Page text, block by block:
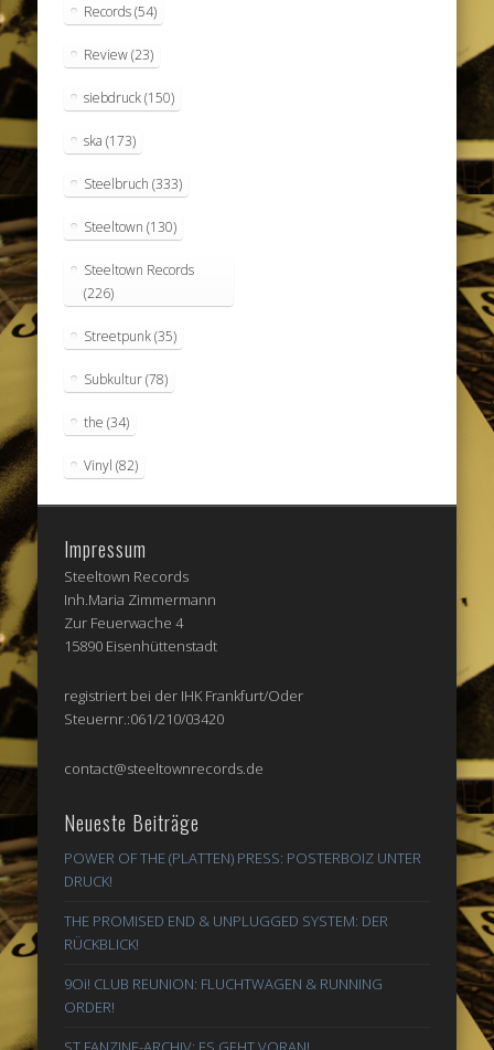
Records(54)
Review(23)
siebdruck(150)
ska (173)
Steelbruch (333)
Steeltown (130)
Steeltown Records
(226)
Streetpunk(35)
Subkultur(78)
the (34)
Vinyl (82)
Impressum
Steeltown Records
Inh.Maria Zimmermann
Zur Feuerwache 4
15890 Eisenhüttenstadt
registriert bei der IHK Frankfurt/Oder
Steuernr.:061/210/03420
contact@steeltownrecords.de
Neueste Beiträge
POWER OF THE (PLATTEN) PRESS: POSTERBOIZ UNTER
DRUCK!
THE PROMISED END & UNPLUGGED SYSTEM: DER
RÜCKBLICK!
9Oi! CLUB REUNION: FLUCHTWAGEN & RUNNING
ORDER!